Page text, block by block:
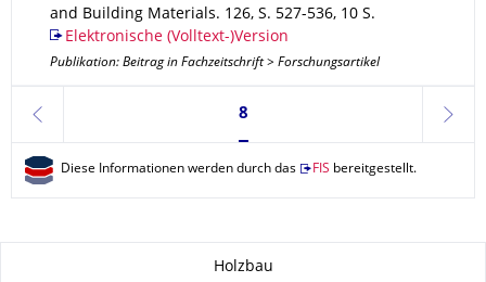
and Building Materials. 126, S. 527-536, 10 S.
Elektronische (Volltext-)Version
Publikation: Beitrag in Fachzeitschrift > Forschungsartikel
zurück
Seite 8, aktuell ausgewählt
8
weiter
Diese Informationen werden durch das FIS bereitgestellt.
Holzbau